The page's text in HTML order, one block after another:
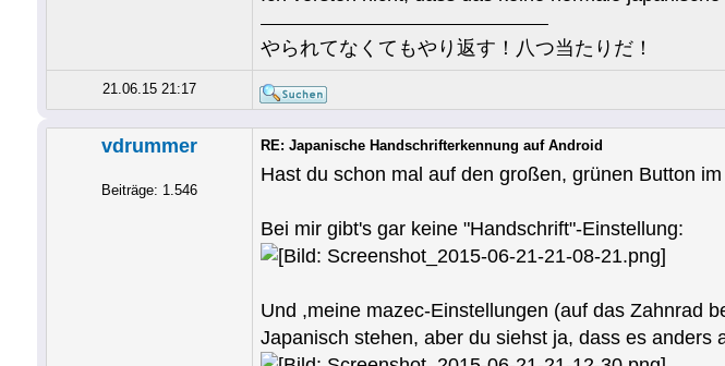
やられてなくてもやり返す！八つ当たりだ！
21.06.15 21:17
vdrummer
Beiträge: 1.546
RE: Japanische Handschrifterkennung auf Android
Hast du schon mal auf den großen, grünen Button
Bei mir gibt's gar keine "Handschrift"-Einstellung:
Und ,meine mazec-Einstellungen (auf das Zahnrad
Japanisch stehen, aber du siehst ja, dass es anders